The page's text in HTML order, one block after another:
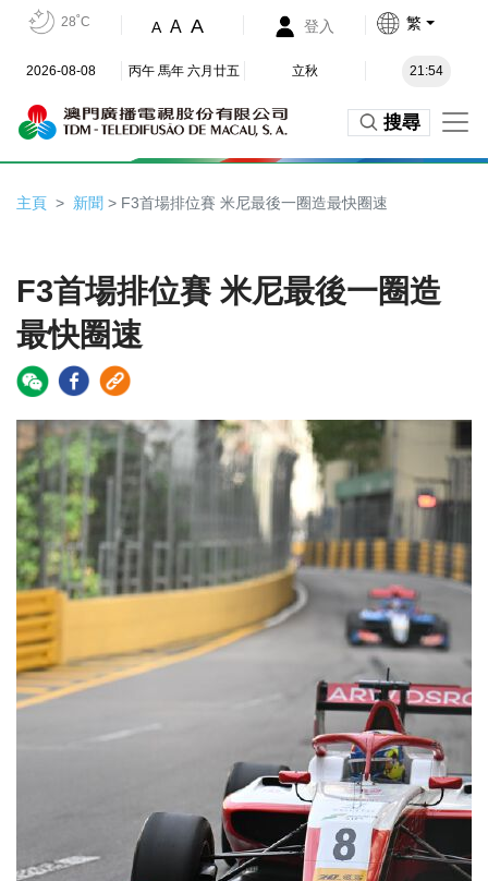
28˚C A A A 登入 繁
2026-08-08 丙午 馬年 六月廿五 立秋 21:54
搜尋
主頁 新聞 > F3首場排位賽 米尼最後一圈造最快圈速
F3首場排位賽 米尼最後一圈造
最快圈速